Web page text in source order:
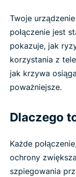
Twoje
połączenie jest
pokazuje, jak
korzystania z
jak krzywa
poważniejsze.
Dlaczego
Każde
ochrony
szpiegowania